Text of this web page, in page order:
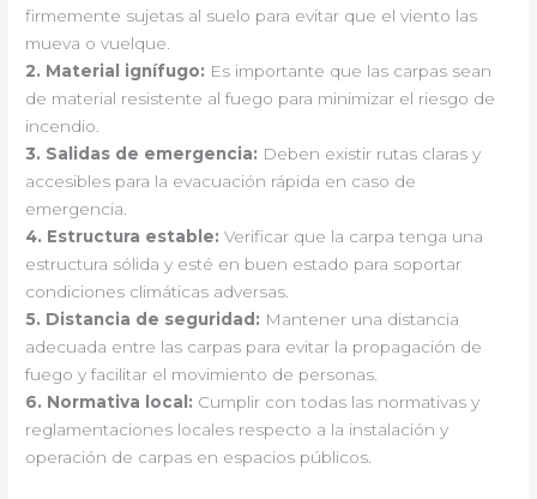
firmemente sujetas al suelo para evitar que el viento las
mueva o vuelque.
2. Material ignífugo: Es importante que las carpas sean
de material resistente al fuego para minimizar el riesgo de
incendio.
3. Salidas de emergencia: Deben existir rutas claras y
accesibles para la evacuación rápida en caso de
emergencia.
4. Estructura estable: Verificar que la carpa tenga una
estructura sólida y esté en buen estado para soportar
condiciones climáticas adversas.
5. Distancia de seguridad : Mantener una distancia
adecuada entre las carpas para evitar la propagación de
fuego y facilitar el movimiento de personas.
6. Normativa local : Cumplir con todas las normativas y
reglamentaciones locales respecto a la instalación y
operación de carpas en espacios públicos.